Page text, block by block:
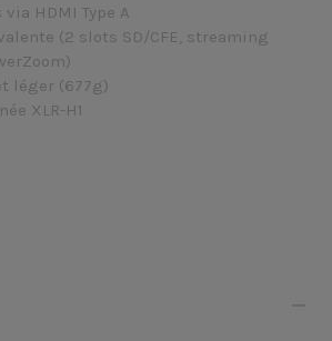
via HDMI Type A
(2 slots SD/CFE, streaming
léger (677g)
XLR-H1